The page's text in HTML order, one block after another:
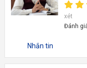
xét
Đánh
Nhắn tin